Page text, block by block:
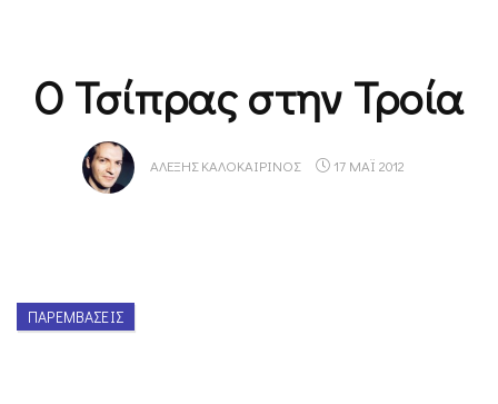
Ο Τσίπρας στην Τροία
ΑΛΈΞΗΣ ΚΑΛΟΚΑΙΡΙΝΌΣ 17 ΜΑΪ 2012
ΠΑΡΕΜΒΆΣΕΙΣ